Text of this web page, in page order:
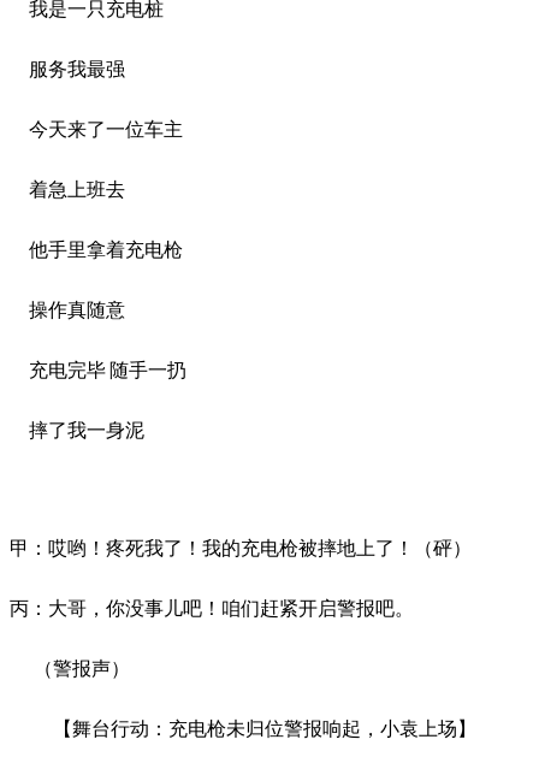
我是一只充电桩
服务我最强
今天来了一位车主
着急 上班去
他手里拿着充电枪
操作真随意
充电完毕 随手一扔
摔了我一身泥
甲 ： 哎哟 ！ 疼死我了 ！ 我的充电枪被摔地 上了 ！ （砰）
丙 ： 大哥 ， 你没事儿吧 ！ 咱们赶紧开启警报吧。
（警报声）
【舞台行动 ： 充电枪未归位警报响起 ， 小袁上场 】